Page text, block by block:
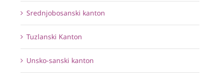
Srednjobosanski kanton
Tuzlanski Kanton
Unsko-sanski kanton